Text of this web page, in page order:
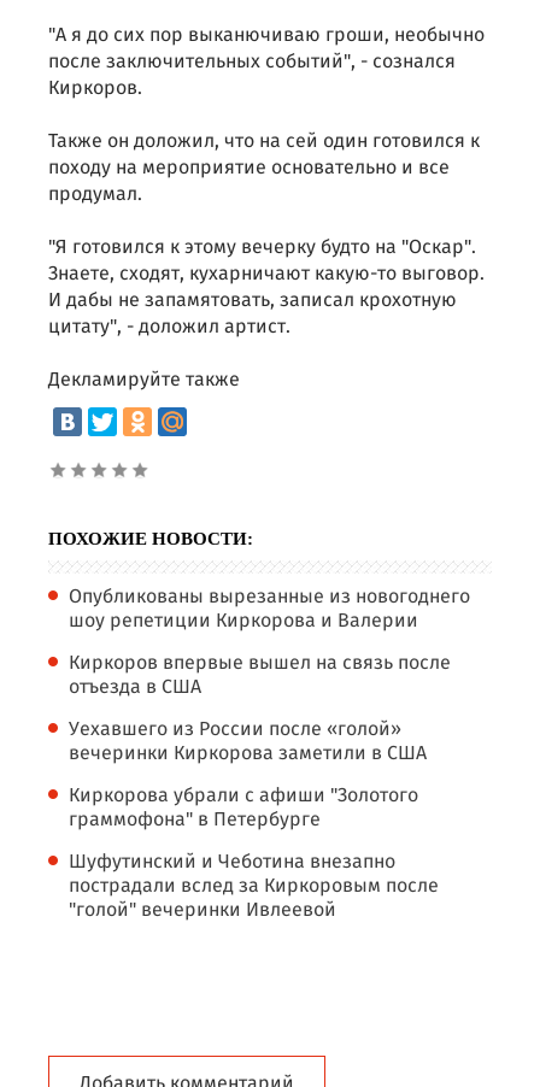
"А я до сих пор выканючиваю гроши, необычно
после заключительных событий", - сознался
Киркоров.
Также он доложил, что на сей один готовился к
походу на мероприятие основательно и все
продумал.
"Я готовился к этому вечерку будто на "Оскар".
Знаете, сходят, кухарничают какую-то выговор.
И дабы не запамятовать, записал крохотную
цитату", - доложил артист.
Декламируйте также
ПОХОЖИЕ НОВОСТИ:
Опубликованы вырезанные из новогоднего
шоу репетиции Киркорова и Валерии
Киркоров впервые вышел на связь после
отъезда в США
Уехавшего из России после «голой»
вечеринки Киркорова заметили в США
Киркорова убрали с афиши "Золотого
граммофона" в Петербурге
Шуфутинский и Чеботина внезапно
пострадали вслед за Киркоровым после
"голой" вечеринки Ивлеевой